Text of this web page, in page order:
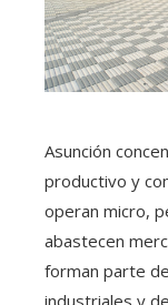
Asunción
productivo y
operan micro,
abastecen
forman parte